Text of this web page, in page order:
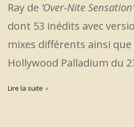
Ray de ‘Over-Nite Sensation’
dont 53 inédits avec
mixes différents ainsi
Hollywood Palladium du
Lire la suite